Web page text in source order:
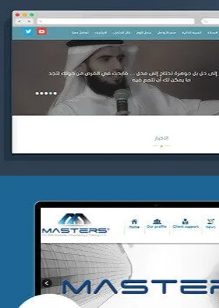
ياسر بن بدر الحزيمي
التفاصيل
شركة MASTERS للتدريب
التفاصيل